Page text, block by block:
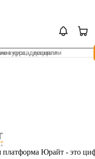
платформа Юрайт - это